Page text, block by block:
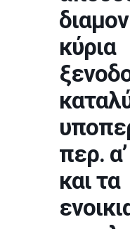
κύρια
περ.
και τα